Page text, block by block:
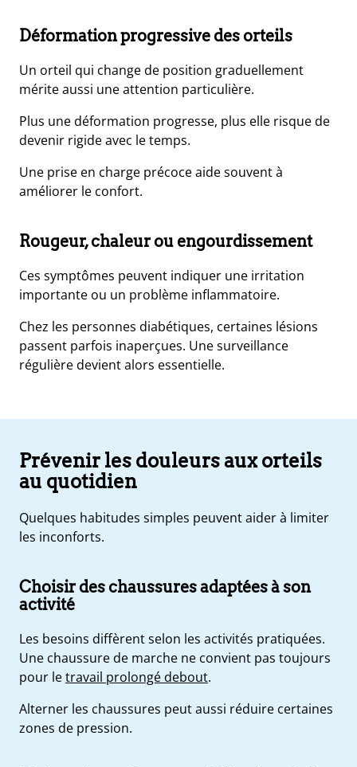
Déformation progressive des orteils
Un orteil qui change de position graduellement
mérite aussi une attention particulière.
Plus une déformation progresse, plus elle risque de
devenir rigide avec le temps.
Une prise en charge précoce aide souvent à
améliorer le confort.
Rougeur, chaleur ou engourdissement
Ces symptômes peuvent indiquer une irritation
importante ou un problème inflammatoire.
Chez les personnes diabétiques, certaines lésions
passent parfois inaperçues. Une surveillance
régulière devient alors essentielle.
Prévenir les douleurs aux orteils
au quotidien
Quelques habitudes simples peuvent aider à limiter
les inconforts.
Choisir des chaussures adaptées à son
activité
Les besoins diffèrent selon les activités pratiquées.
Une chaussure de marche ne convient pas toujours
pour letravail prolongé debout.
Alterner les chaussures peut aussi réduire certaines
zones de pression.